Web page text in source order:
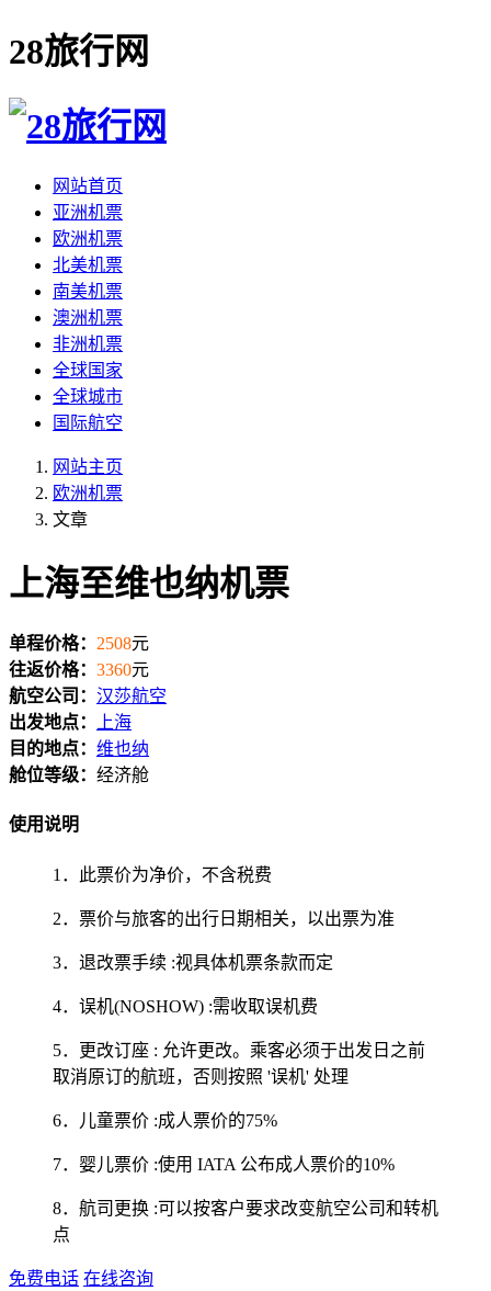
28旅行网
网站首页
亚洲机票
欧洲机票
北美机票
南美机票
澳洲机票
非洲机票
全球国家
全球城市
国际航空
网站主页
欧洲机票
文章
上海至维也纳机票
单程价格： 2508元
往返价格： 3360元
航空公司： 汉莎航空
出发地点：
上海
目的地点： 维也纳
舱位等级： 经济舱
使用说明
1．此票价为净价，不含税费
2．票价与旅客的出行日期相关，以出票为准
3．退改票手续 :视具体机票条款而定
4．误机(NOSHOW) :需收取误机费
5．更改订座 : 允许更改。乘客必须于出发日之前
取消原订的航班，否则按照 '误机' 处理
6．儿童票价 :成人票价的75%
7．婴儿票价 :使用 IATA 公布成人票价的10%
8．航司更换 :可以按客户要求改变航空公司和转机
点
免费电话 在线咨询